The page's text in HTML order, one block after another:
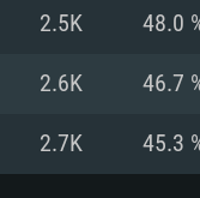
Disco: 60,2 GB
Network:
Disco: 60,2 GB
2.5K 48.0
2.6K 46.7
2.7K 45.3